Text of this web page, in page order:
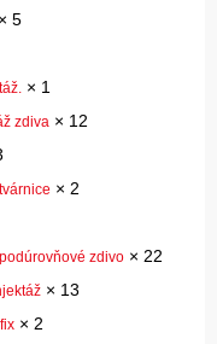
× 5
× 1
zdiva × 12
× 2
podúrovňové zdivo × 22
× 13
× 2